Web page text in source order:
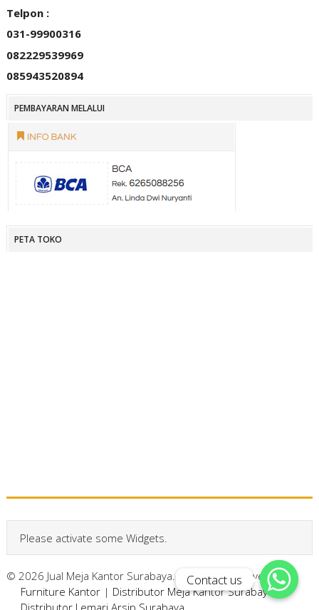
Telpon :
031-99900316
082229539969
085943520894
PEMBAYARAN MELALUI
PETA TOKO
Please activate some Widgets.
© 2026 Jual Meja Kantor Surabaya. All Rights Reserved.
Furniture Kantor| Distributor Meja Kantor Surabaya|
Distributor Lemari Arsip Surabaya
Contact us
Contact us